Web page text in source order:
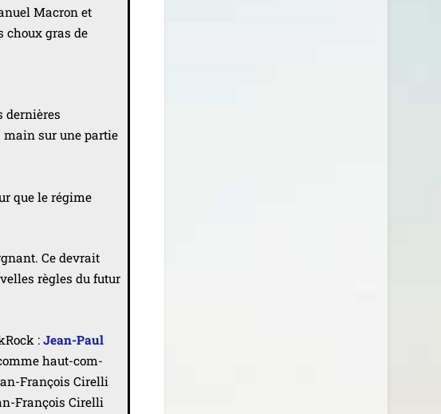
Macron et
choux gras de
der­nières
main sur une par­tie
que le régime
Ce devrait
règles du futur
:Jean-Paul
haut-com­
François Cirelli
François Cirelli